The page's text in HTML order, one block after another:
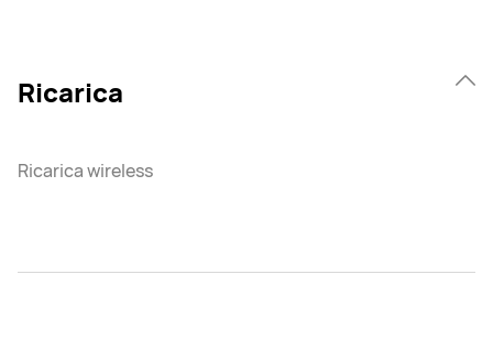
Ricarica
Ricarica wireless